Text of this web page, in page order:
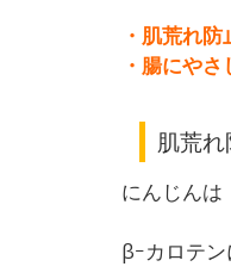
・肌荒れ
・腸にやさ
肌荒
にんじんは
βｰカロテン